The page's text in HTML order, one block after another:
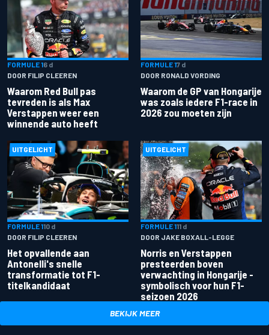
FORMULE 16 d
DOOR FILIP CLEEREN
Waarom Red Bull pas
tevreden is als Max
Verstappen weer een
winnende auto heeft
FORMULE 17 d
DOOR RONALD VORDING
Waarom de GP van Hongarije
was zoals iedere F1-race in
2026 zou moeten zijn
UITGELICHT
FORMULE 110 d
DOOR FILIP CLEEREN
Het opvallende aan
Antonelli's snelle
transformatie tot F1-
titelkandidaat
UITGELICHT
FORMULE 111 d
DOOR JAKE BOXALL-LEGGE
Norris en Verstappen
presteerden boven
verwachting in Hongarije -
symbolisch voor hun F1-
seizoen 2026
BEKIJK MEER